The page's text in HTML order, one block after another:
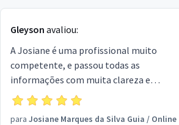
Gleyson avaliou:
A Josiane é uma profissional muito
competente, e passou todas as
informações com muita clareza e
objetividade. Gostei muito do serviço dela
e recomendo muito.
para Josiane Marques da Silva Guia / Online